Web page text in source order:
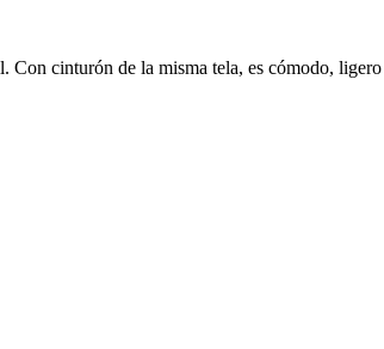
Con cinturón de la misma tela, es cómodo,